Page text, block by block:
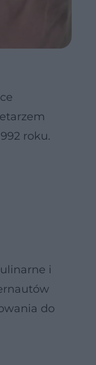
roku.
i
do